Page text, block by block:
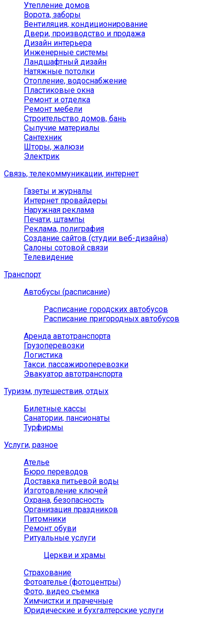
Утепление домов
Ворота, заборы
Вентиляция, кондиционирование
Двери, производство и продажа
Дизайн интерьера
Инженерные системы
Ландшафтный дизайн
Натяжные потолки
Отопление, водоснабжение
Пластиковые окна
Ремонт и отделка
Ремонт мебели
Строительство домов, бань
Сыпучие материалы
Сантехник
Шторы, жалюзи
Электрик
Связь, телекоммуникации, интернет
Газеты и журналы
Интернет провайдеры
Наружная реклама
Печати, штампы
Реклама, полиграфия
Создание сайтов (студии веб-дизайна)
Салоны сотовой связи
Телевидение
Транспорт
Автобусы (расписание)
Расписание городских автобусов
Расписание пригородных автобусов
Аренда автотранспорта
Грузоперевозки
Логистика
Такси, пассажироперевозки
Эвакуатор автотранспорта
Туризм, путешествия, отдых
Билетные кассы
Санатории, пансионаты
Турфирмы
Услуги, разное
Ателье
Бюро переводов
Доставка питьевой воды
Изготовление ключей
Охрана, безопасность
Организация праздников
Питомники
Ремонт обуви
Ритуальные услуги
Церкви и храмы
Страхование
Фотоателье (фотоцентры)
Фото, видео съемка
Химчистки и прачечные
Юридические и бухгалтерские услуги